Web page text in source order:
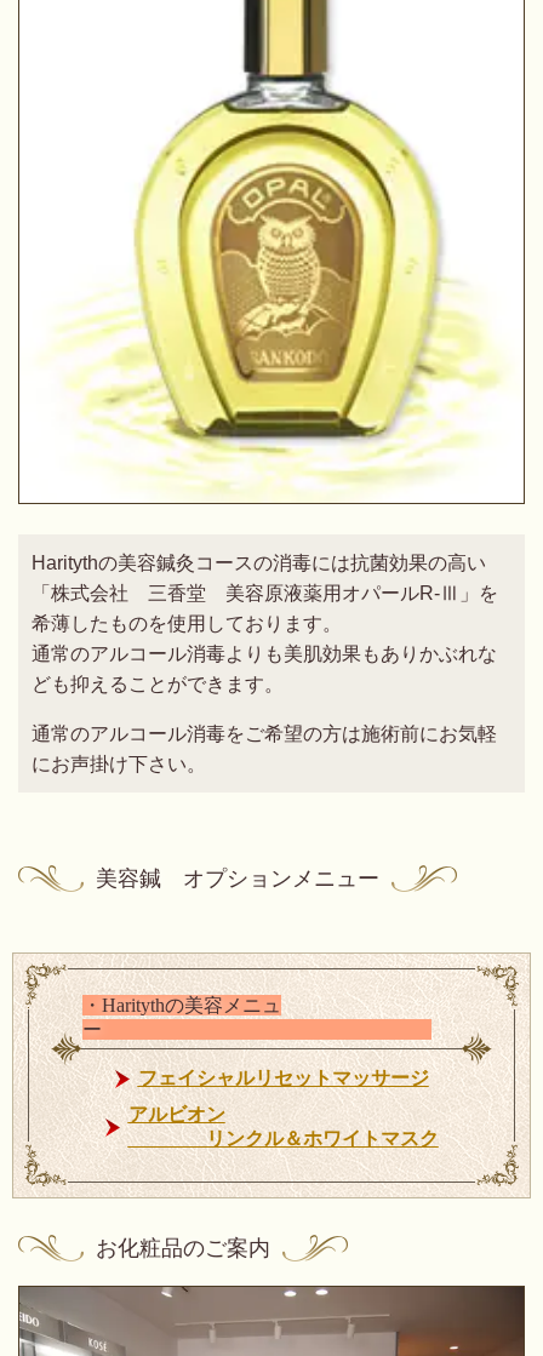
Haritythの美容鍼灸コースの消毒には抗菌効果の高い
「株式会社 三香堂 美容原液薬用オパールR-Ⅲ」を
希薄したものを使用しております。
通常のアルコール消毒よりも美肌効果もありかぶれな
ども抑えることができます。
通常のアルコール消毒をご希望の方は施術前にお気軽
にお声掛け下さい。
美容鍼 オプションメニュー
・Haritythの美容メニュ
ー
フェイシャルリセットマッサージ
アルビオン
リンクル＆ホワイトマスク
お化粧品のご案内